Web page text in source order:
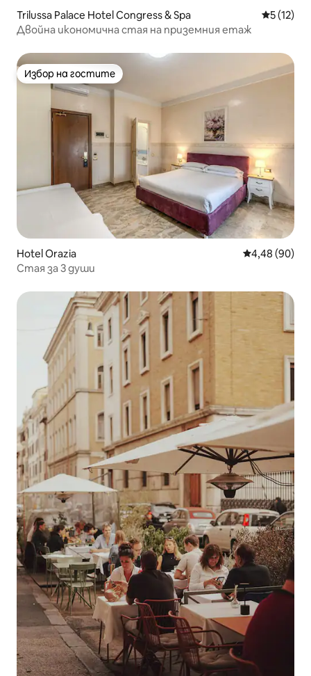
Trilussa Palace Hotel Congress & Spa Средна
5 (12)
Двойна икономична стая на приземния етаж
Избор на гостите
Избор на гостите
Hotel Orazia Средна
4,48 (90)
Стая за 3 души